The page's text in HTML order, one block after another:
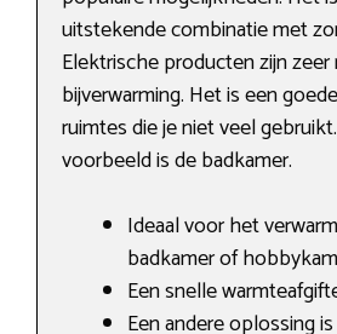
uitstekende combinatie met
Elektrische producten zijn
bijverwarming. Het is een
ruimtes die je niet veel
voorbeeld is de badkamer.
Ideaal voor het
badkamer of
Een snelle
Een andere oplossing